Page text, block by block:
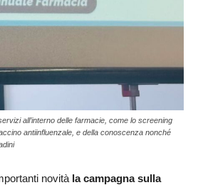
all’interno delle farmacie, come lo screening
antiinfluenzale, e della conoscenza nonché
novità la campagna sulla